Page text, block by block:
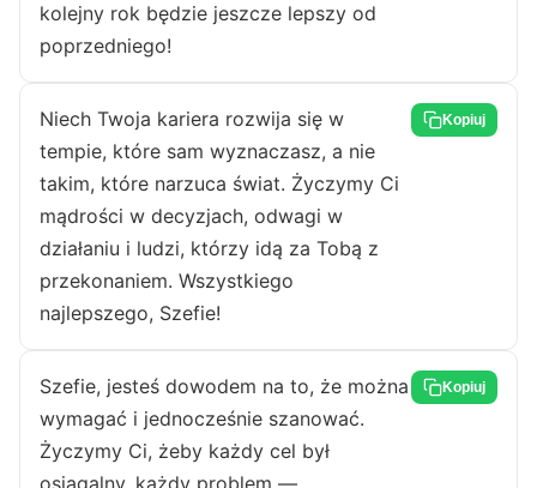
kolejny rok będzie jeszcze lepszy od
poprzedniego!
Niech Twoja kariera rozwija się w
tempie, które sam wyznaczasz, a nie
takim, które narzuca świat. Życzymy Ci
mądrości w decyzjach, odwagi w
działaniu i ludzi, którzy idą za Tobą z
przekonaniem. Wszystkiego
najlepszego, Szefie!
Kopiuj
Szefie, jesteś dowodem na to, że można
wymagać i jednocześnie szanować.
Życzymy Ci, żeby każdy cel był
Kopiuj